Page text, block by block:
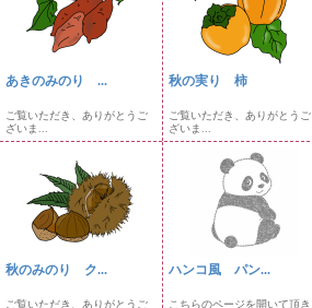
あきのみのり ...
ご覧いただき、ありがとうご
ざいま...
秋の実り 柿
ご覧いただき、ありがとうご
ざいま...
秋のみのり ク...
ご覧いただき、ありがとうご
ハンコ風 パン...
こちらのページを開いて頂き